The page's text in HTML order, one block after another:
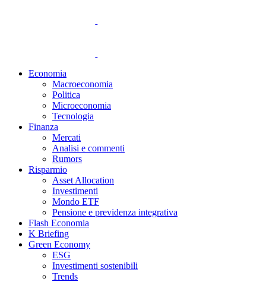
Economia
Macroeconomia
Politica
Microeconomia
Tecnologia
Finanza
Mercati
Analisi e commenti
Rumors
Risparmio
Asset Allocation
Investimenti
Mondo ETF
Pensione e previdenza integrativa
Flash Economia
K Briefing
Green Economy
ESG
Investimenti sostenibili
Trends